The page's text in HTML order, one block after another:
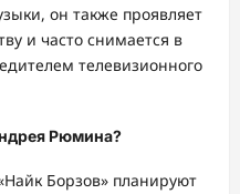
он также проявляет
и часто снимается в
телевизионного
Рюмина?
Борзов» планируют